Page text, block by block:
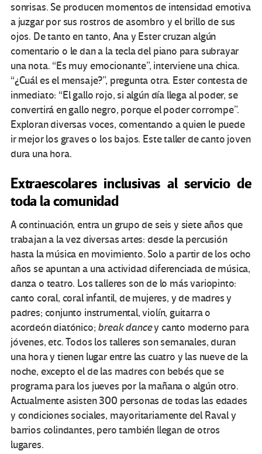
sonrisas. Se producen momentos de intensidad emotiva
a juzgar por sus rostros de asombro y el brillo de sus
ojos. De tanto en tanto, Ana y Ester cruzan algún
comentario o le dan a la tecla del piano para subrayar
una nota. “Es muy emocionante”, interviene una chica.
“¿Cuál es el mensaje?”, pregunta otra. Ester contesta de
inmediato: “El gallo rojo, si algún día llega al poder, se
convertirá en gallo negro, porque el poder corrompe”.
Exploran diversas voces, comentando a quien le puede
ir mejor los graves o los bajos. Este taller de canto joven
dura una hora.
Extraescolares inclusivas al servicio de
toda la comunidad
A continuación, entra un grupo de seis y siete años que
trabajan a la vez diversas artes: desde la percusión
hasta la música en movimiento. Solo a partir de los ocho
años se apuntan a una actividad diferenciada de música,
danza o teatro. Los talleres son de lo más variopinto:
canto coral, coral infantil, de mujeres, y de madres y
padres; conjunto instrumental, violín, guitarra o
acordeón diatónico;break dancey canto moderno para
jóvenes, etc. Todos los talleres son semanales, duran
una hora y tienen lugar entre las cuatro y las nueve de la
noche, excepto el de las madres con bebés que se
programa para los jueves por la mañana o algún otro.
Actualmente asisten 300 personas de todas las edades
y condiciones sociales, mayoritariamente del Raval y
barrios colindantes, pero también llegan de otros
lugares.